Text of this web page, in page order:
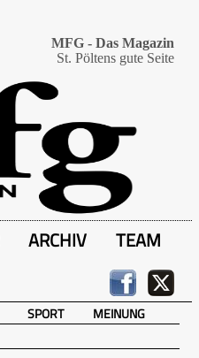
MFG - Das Magazin
St. Pöltens gute Seite
ARCHIV TEAM
SPORT MEINUNG